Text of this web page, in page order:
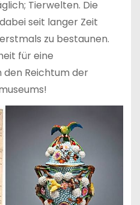
Tierwelten. Die
seit langer Zeit
zu bestaunen.
für eine
den Reichtum der